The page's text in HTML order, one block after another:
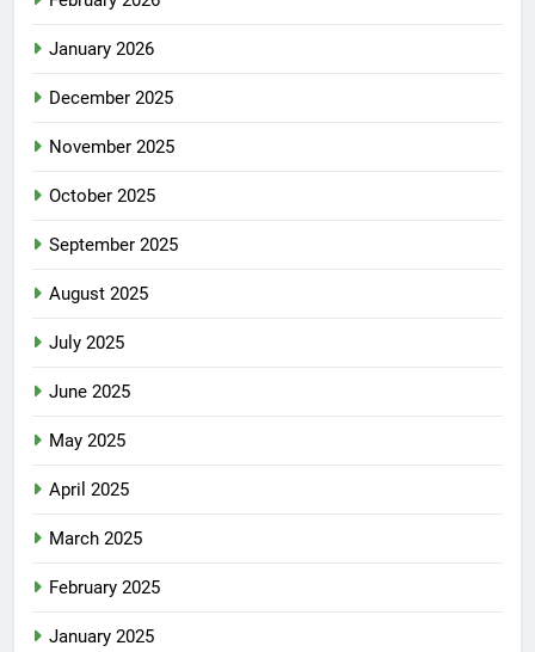
January 2026
December 2025
November 2025
October 2025
September 2025
August 2025
July 2025
June 2025
May 2025
April 2025
March 2025
February 2025
January 2025